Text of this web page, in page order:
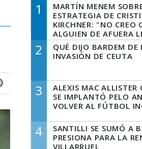
1
MARTÍN MENEM
ESTRATEGIA DE
KIRCHNER: "NO CREO
ALGUIEN DE AFUERA
DECIR A LA JUSTICIA
TIENE QUE HACER"
2
QUÉ DIJO BARDEM DE
INVASIÓN DE CEUTA
3
ALEXIS MAC ALLISTER
SE IMPLANTÓ PELO
VOLVER AL FÚTBOL
4
SANTILLI SE SUMÓ A
PRESIONA PARA LA
VILLARRUEL